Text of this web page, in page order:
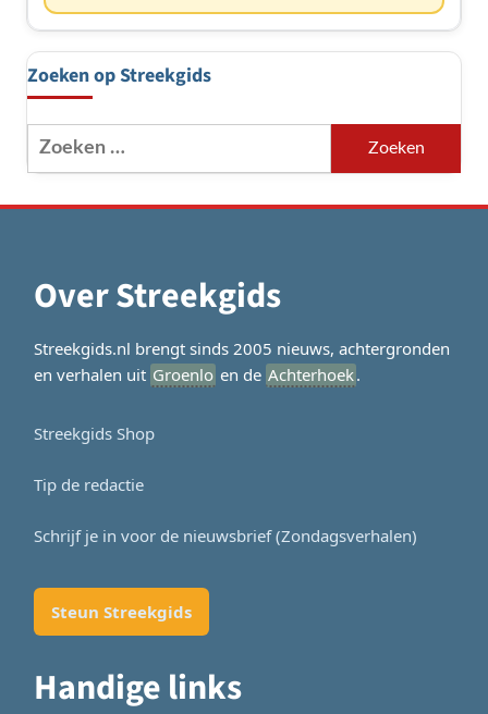
Zoeken op Streekgids
Zoeken
naar:
Over Streekgids
Streekgids.nl brengt sinds 2005 nieuws, achtergronden
en verhalen uit Groenlo en de Achterhoek.
Streekgids Shop
Tip de redactie
Schrijf je in voor de nieuwsbrief (Zondagsverhalen)
Steun Streekgids
Handige links